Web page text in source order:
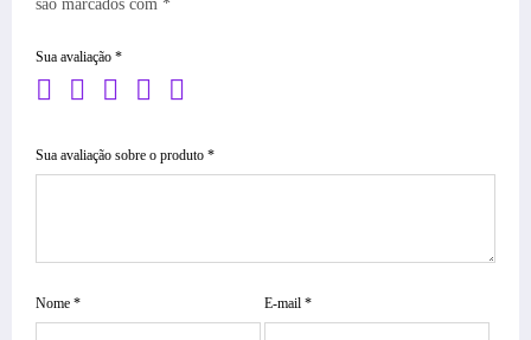
são marcados com *
Sua avaliação *
Sua avaliação sobre o produto *
Nome * E-mail*